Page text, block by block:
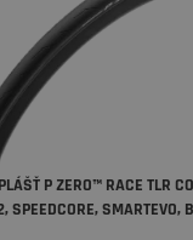
P ZERO™ RACE TLR
SPEEDCORE, SMARTEVO,